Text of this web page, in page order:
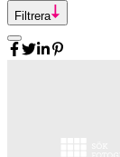
Filtrera